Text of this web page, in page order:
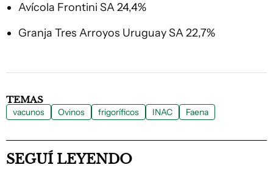
Avícola Frontini SA 24,4%
Granja Tres Arroyos Uruguay SA 22,7%
TEMAS
vacunos Ovinos frigoríficos INAC Faena
SEGUÍ LEYENDO